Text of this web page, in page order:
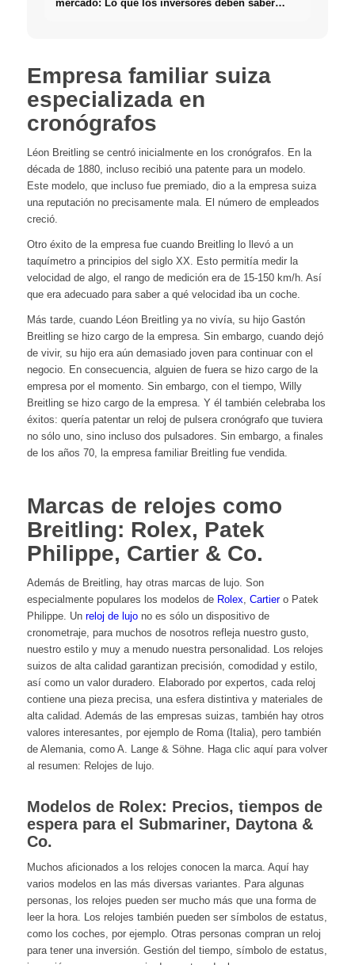
mercado: Lo que los inversores deben saber
Empresa familiar suiza
especializada en
cronógrafos
Léon Breitling se centró inicialmente en los cronógrafos. En la
década de 1880, incluso recibió una patente para un modelo.
Este modelo, que incluso fue premiado, dio a la empresa suiza
una reputación no precisamente mala. El número de empleados
creció.
Otro éxito de la empresa fue cuando Breitling lo llevó a un
taquímetro a principios del siglo XX. Esto permitía medir la
velocidad de algo, el rango de medición era de 15-150 km/h. Así
que era adecuado para saber a qué velocidad iba un coche.
Más tarde, cuando Léon Breitling ya no vivía, su hijo Gastón
Breitling se hizo cargo de la empresa. Sin embargo, cuando dejó
de vivir, su hijo era aún demasiado joven para continuar con el
negocio. En consecuencia, alguien de fuera se hizo cargo de la
empresa por el momento. Sin embargo, con el tiempo, Willy
Breitling se hizo cargo de la empresa. Y él también celebraba los
éxitos: quería patentar un reloj de pulsera cronógrafo que tuviera
no sólo uno, sino incluso dos pulsadores. Sin embargo, a finales
de los años 70, la empresa familiar Breitling fue vendida.
Marcas de relojes como
Breitling: Rolex, Patek
Philippe, Cartier & Co.
Además de Breitling, hay otras marcas de lujo. Son
especialmente populares los modelos de Rolex, Cartiero Patek
Philippe. Un reloj de lujono es sólo un dispositivo de
cronometraje, para muchos de nosotros refleja nuestro gusto,
nuestro estilo y muy a menudo nuestra personalidad. Los relojes
suizos de alta calidad garantizan precisión, comodidad y estilo,
así como un valor duradero. Elaborado por expertos, cada reloj
contiene una pieza precisa, una esfera distintiva y materiales de
alta calidad. Además de las empresas suizas, también hay otros
valores interesantes, por ejemplo de Roma (Italia), pero también
de Alemania, como A. Lange & Söhne. Haga clic aquí para volver
al resumen: Relojes de lujo.
Modelos de Rolex: Precios, tiempos de
espera para el Submariner, Daytona &
Co.
Muchos aficionados a los relojes conocen la marca. Aquí hay
varios modelos en las más diversas variantes. Para algunas
personas, los relojes pueden ser mucho más que una forma de
leer la hora. Los relojes también pueden ser símbolos de estatus,
como los coches, por ejemplo. Otras personas compran un reloj
para tener una inversión. Gestión del tiempo, símbolo de estatus,